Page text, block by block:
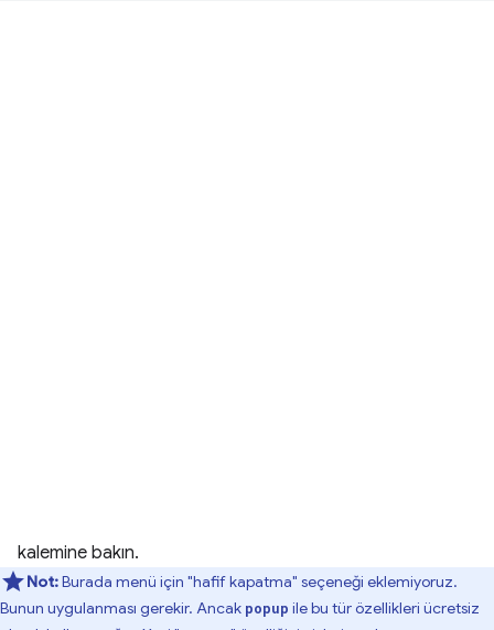
kalemine bakın.
Not:Burada menü için "hafif kapatma" seçeneği eklemiyoruz.
Bunun uygulanması gerekir. Ancak popup ile bu tür özellikleri ücretsiz